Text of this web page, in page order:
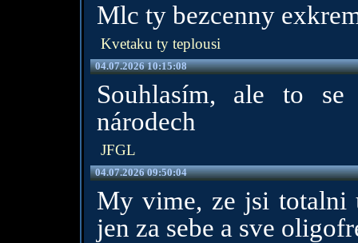
Mlc ty bezcenny
Kvetaku ty teplousi
04.07.2026 10:15:08
Souhlasím, ale to
národech
JFGL
04.07.2026 09:50:04
My vime, ze jsi totalni
jen za sebe a sve